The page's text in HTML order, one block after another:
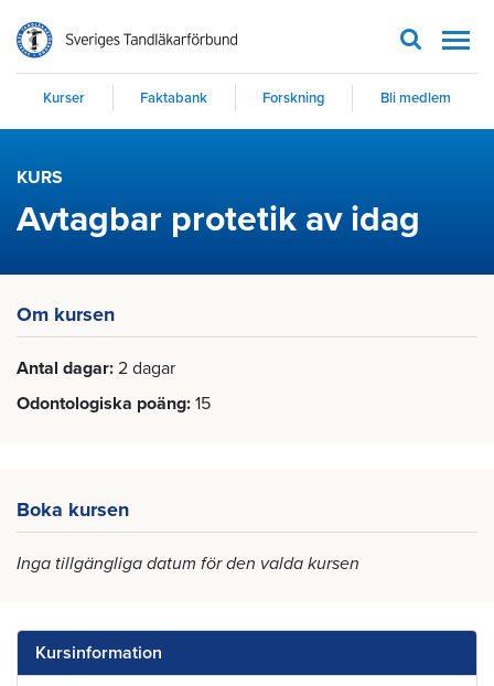
Kurser Faktabank Forskning Bli medlem
KURS
Avtagbar protetik av idag
Om kursen
Antal dagar 2 dagar
Odontologiska poäng 15
Boka kursen
Inga tillgängliga datum för den valda kursen
Kursinformation